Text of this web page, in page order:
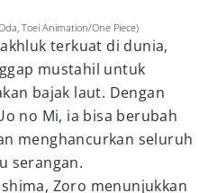
Toei Animation/One Piece)
terkuat di dunia,
mustahil untuk
bajak laut. Dengan
no Mi, ia bisa berubah
menghancurkan seluruh
serangan.
Zoro menunjukkan